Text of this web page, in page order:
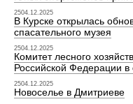
2504.12.2025
В Курске открылась
спасательного музея
2504.12.2025
Комитет лесного
Российской Федерации
2504.12.2025
Новоселье в Дмитриеве